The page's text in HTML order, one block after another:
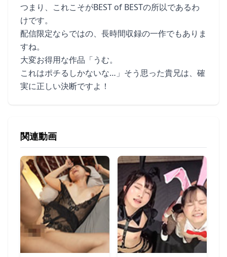
つまり、これこそがBEST of BESTの所以であるわ
けです。
配信限定ならではの、長時間収録の一作でもありま
すね。
大変お得用な作品「うむ。
これはポチるしかないな…」そう思った貴兄は、確
実に正しい決断ですよ！
関連動画